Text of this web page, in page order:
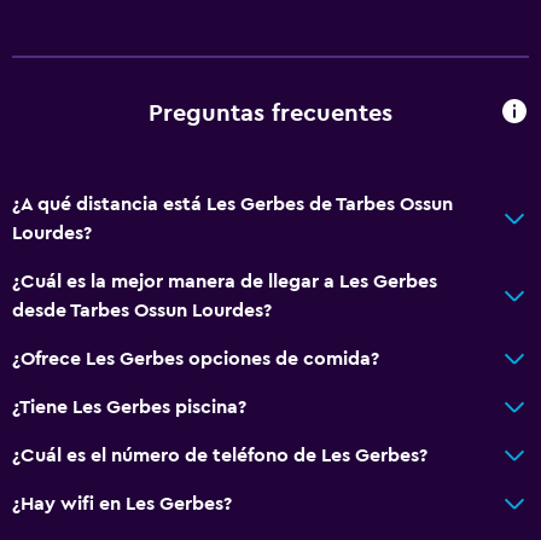
Pantuflas
Servicios y facilidades
Servicio de habitaciones
Preguntas frecuentes
¿A qué distancia está Les Gerbes de Tarbes Ossun
Lourdes?
¿Cuál es la mejor manera de llegar a Les Gerbes
desde Tarbes Ossun Lourdes?
¿Ofrece Les Gerbes opciones de comida?
¿Tiene Les Gerbes piscina?
¿Cuál es el número de teléfono de Les Gerbes?
¿Hay wifi en Les Gerbes?